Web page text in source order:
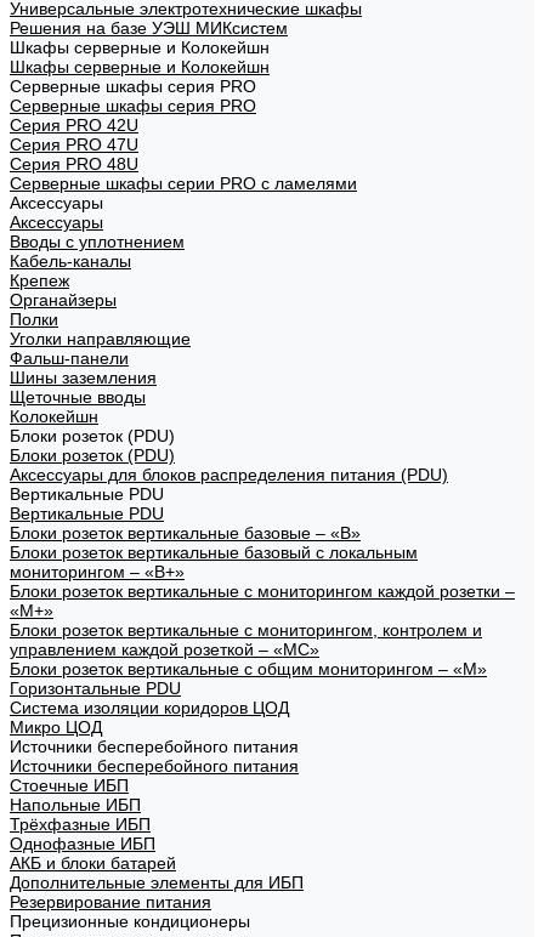
Универсальные электротехнические шкафы
Решения на базе УЭШ МИКсистем
Шкафы серверные и Колокейшн
Шкафы серверные и Колокейшн
Серверные шкафы серия PRO
Серверные шкафы серия PRO
Серия PRO 42U
Серия PRO 47U
Серия PRO 48U
Серверные шкафы серии PRO с ламелями
Аксессуары
Аксессуары
Вводы с уплотнением
Кабель-каналы
Крепеж
Органайзеры
Полки
Уголки направляющие
Фальш-панели
Шины заземления
Щеточные вводы
Колокейшн
Блоки розеток (PDU)
Блоки розеток (PDU)
Аксессуары для блоков распределения питания (PDU)
Вертикальные PDU
Вертикальные PDU
Блоки розеток вертикальные базовые – «В»
Блоки розеток вертикальные базовый с локальным
мониторингом – «В+»
Блоки розеток вертикальные с мониторингом каждой розетки –
«М+»
Блоки розеток вертикальные с мониторингом, контролем и
управлением каждой розеткой – «МС»
Блоки розеток вертикальные с общим мониторингом – «М»
Горизонтальные PDU
Система изоляции коридоров ЦОД
Микро ЦОД
Источники бесперебойного питания
Источники бесперебойного питания
Стоечные ИБП
Напольные ИБП
Трёхфазные ИБП
Однофазные ИБП
АКБ и блоки батарей
Дополнительные элементы для ИБП
Резервирование питания
Прецизионные кондиционеры